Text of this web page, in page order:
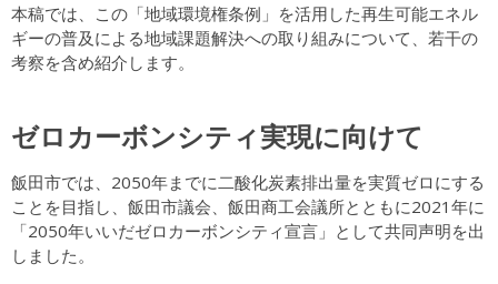
本稿では、この「地域環境権条例」を活用した再生可能エネル
ギーの普及による地域課題解決への取り組みについて、若干の
考察を含め紹介します。
ゼロカーボンシティ実現に向けて
飯田市では、2050年までに二酸化炭素排出量を実質ゼロにする
ことを目指し、飯田市議会、飯田商工会議所とともに2021年に
「2050年いいだゼロカーボンシティ宣言」として共同声明を出
しました。